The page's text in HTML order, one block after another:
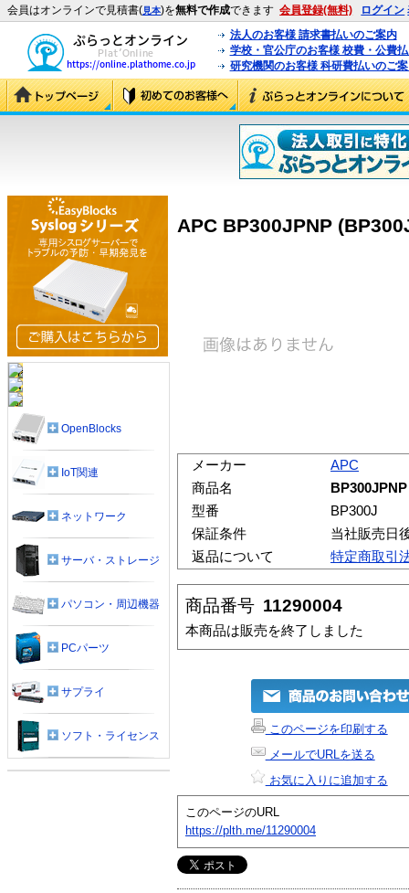
会員はオンラインで見積書(見本)を無料で作成できます 会員登録(無料) ログイン
法人のお客様 請求書払いのご案内
学校・官公庁のお客様 校費・公費
研究機関のお客様 科研費払いのご
APC BP300JPNP
メーカー
APC
商品名
BP300JPNP
型番
BP300J
保証条件
当社販売日
返品について
特定商取引
商品番号 11290004
本商品は販売を終了しました
このページを印刷する
メールでURLを送る
お気に入りに追加する
このページのURL
https://plth.me/11290004
OpenBlocks
IoT関連
ネットワーク
サーバ・ストレージ
パソコン・周辺機器
PCパーツ
サプライ
ソフト・ライセンス